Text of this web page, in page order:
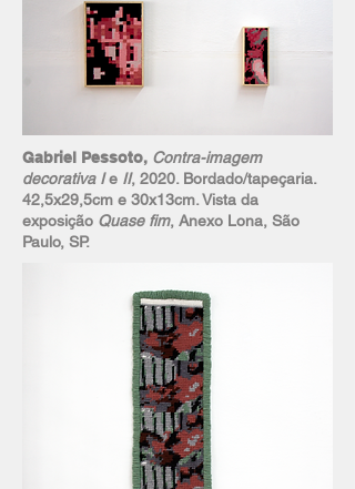
Gabriel Pessoto, Contra-imagem
decorativa Ie II, 2020. Bordado/tapeçaria.
42,5x29,5cm e 30x13cm. Vista da
exposição Quase fim, Anexo Lona, São
Paulo, SP.